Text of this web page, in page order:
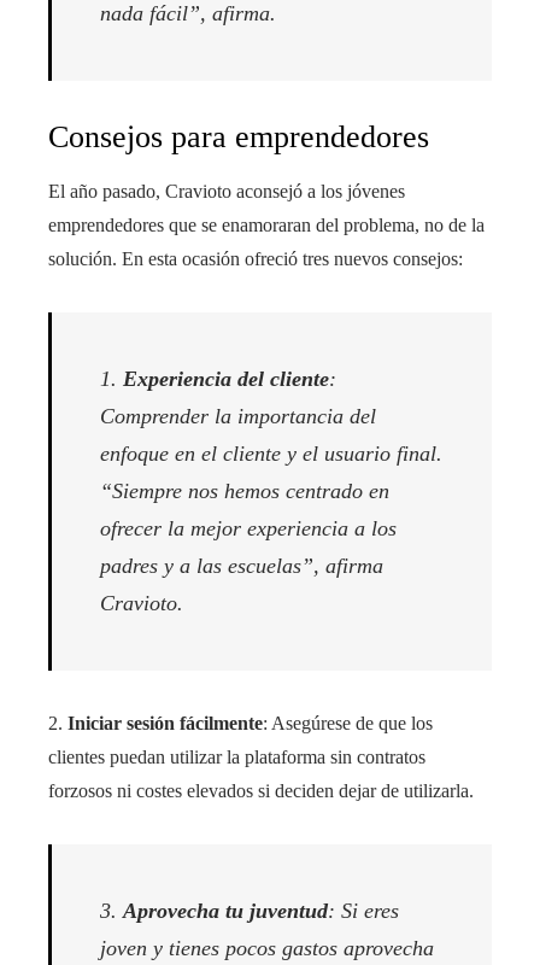
nada fácil”, afirma.
Consejos para emprendedores
El año pasado, Cravioto aconsejó a los jóvenes
emprendedores que se enamoraran del problema, no de la
solución. En esta ocasión ofreció tres nuevos consejos:
1. Experiencia del cliente:
Comprender la importancia del
enfoque en el cliente y el usuario final.
“Siempre nos hemos centrado en
ofrecer la mejor experiencia a los
padres y a las escuelas”, afirma
Cravioto.
2. Iniciar sesión fácilmente: Asegúrese de que los
clientes puedan utilizar la plataforma sin contratos
forzosos ni costes elevados si deciden dejar de utilizarla.
3. Aprovecha tu juventud: Si eres
joven y tienes pocos gastos aprovecha